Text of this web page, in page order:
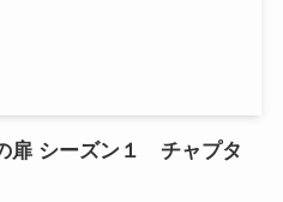
扉 シーズン１ チャプタ